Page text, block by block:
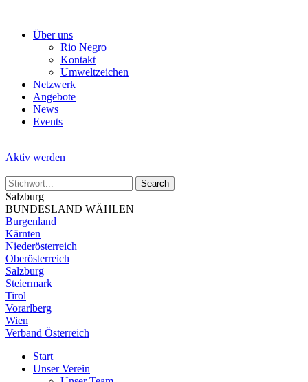
Über uns
Rio Negro
Kontakt
Umweltzeichen
Netzwerk
Angebote
News
Events
Aktiv werden
Salzburg
BUNDESLAND WÄHLEN
Burgenland
Kärnten
Niederösterreich
Oberösterreich
Salzburg
Steiermark
Tirol
Vorarlberg
Wien
Verband Österreich
Start
Unser Verein